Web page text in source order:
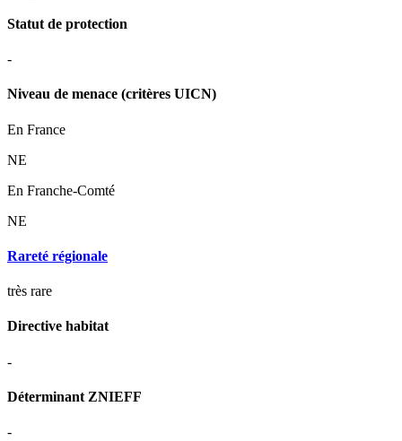
Statut de protection
-
Niveau de menace (critères UICN)
En France
NE
En Franche-Comté
NE
Rareté régionale
très rare
Directive habitat
-
Déterminant ZNIEFF
-